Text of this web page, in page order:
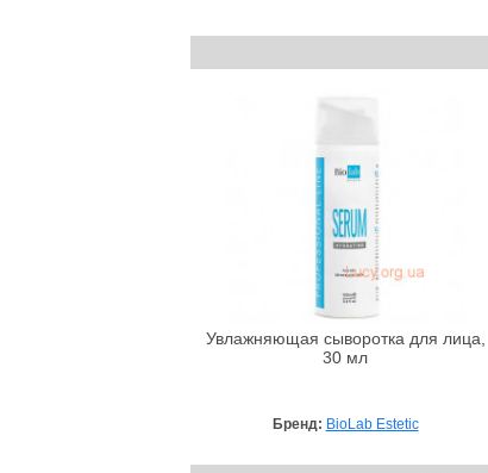
Увлажняющая сыворотка для лица,
30 мл
Бренд: BioLab Estetic